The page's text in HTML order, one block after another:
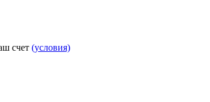
счет (условия)